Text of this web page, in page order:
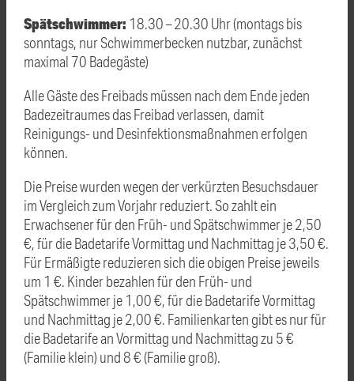
Spätschwimmer: 18.30 – 20.30 Uhr (montags bis
sonntags, nur Schwimmerbecken nutzbar, zunächst
maximal 70 Badegäste)
Alle Gäste des Freibads müssen nach dem Ende jeden
Badezeitraumes das Freibad verlassen, damit
Reinigungs- und Desinfektionsmaßnahmen erfolgen
können.
Die Preise wurden wegen der verkürzten Besuchsdauer
im Vergleich zum Vorjahr reduziert. So zahlt ein
Erwachsener für den Früh- und Spätschwimmer je 2,50
€, für die Badetarife Vormittag und Nachmittag je 3,50 €.
Für Ermäßigte reduzieren sich die obigen Preise jeweils
um 1 €. Kinder bezahlen für den Früh- und
Spätschwimmer je 1,00 €, für die Badetarife Vormittag
und Nachmittag je 2,00 €. Familienkarten gibt es nur für
die Badetarife an Vormittag und Nachmittag zu 5 €
(Familie klein) und 8 € (Familie groß).